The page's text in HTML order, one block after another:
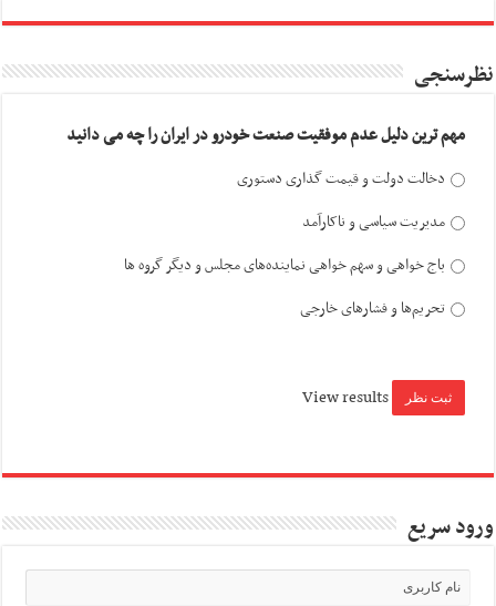
نظرسنجی
مهم ترین دلیل عدم موفقیت صنعت خودرو در ایران را چه می دانید
دخالت دولت و قیمت گذاری دستوری
مدیریت سیاسی و ناکارآمد
باج خواهی و سهم خواهی نماینده‌های مجلس و دیگر گروه ها
تحریم‌ها و فشارهای خارجی
View results
ورود سریع